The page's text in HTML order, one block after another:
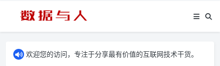
欢迎您的访问，专注于分享最有价值的互联网技术干货。